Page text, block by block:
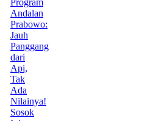
Andalan
Prabowo:
Jauh
Panggang
dari
Api,
Tak
Ada
Nilainya!
Sosok